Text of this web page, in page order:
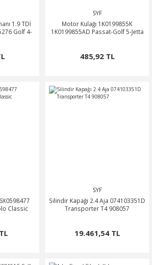
1.9 TDİ
Golf 4-
SYF
Motor Kulağı 1K0199855K
1K0199855AD Passat-Golf 5-Jetta
485,92 TL
Classic
SYF
Silindir Kapağı 2.4 Aja 074103351D
Transporter T4 908057
19.461,54 TL